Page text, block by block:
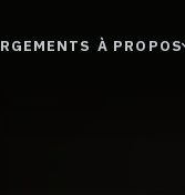
À PROPOS